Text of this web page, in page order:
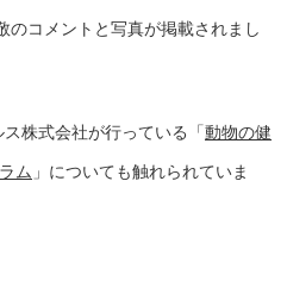
のコメントと写真が掲載されまし
株式会社が行っている「動物の健
ム 」についても触れられていま